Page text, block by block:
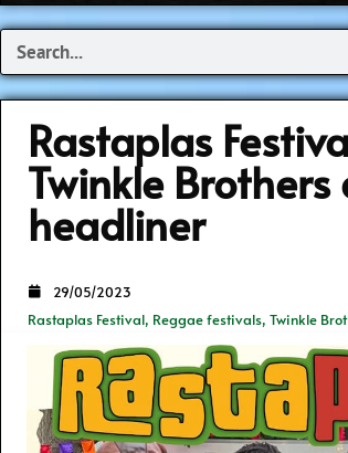
Search
Rastaplas
Twinkle Brothers
headliner
Rastaplas Festival, Reggae festivals, Twinkle
29/05/2023